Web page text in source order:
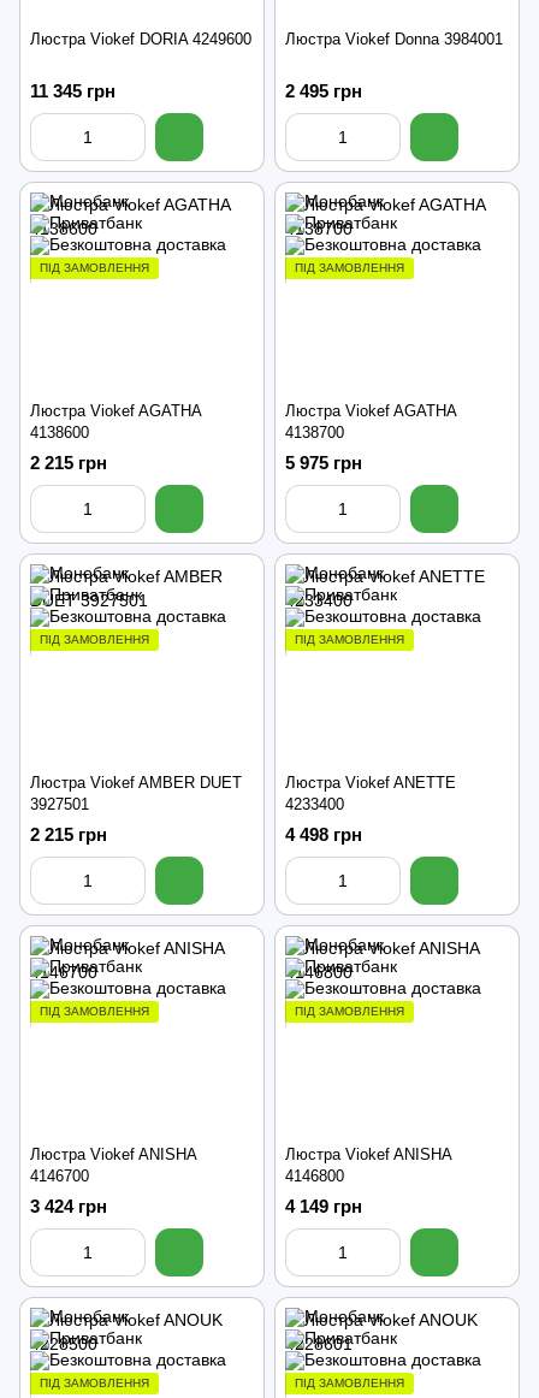
Люстра Viokef DORIA 4249600
11 345 грн
Люстра Viokef Donna 3984001
2 495 грн
ПІД ЗАМОВЛЕННЯ
Люстра Viokef AGATHA
4138600
2 215 грн
ПІД ЗАМОВЛЕННЯ
Люстра Viokef AGATHA
4138700
5 975 грн
ПІД ЗАМОВЛЕННЯ
Люстра Viokef AMBER DUET
3927501
2 215 грн
ПІД ЗАМОВЛЕННЯ
Люстра Viokef ANETTE
4233400
4 498 грн
ПІД ЗАМОВЛЕННЯ
Люстра Viokef ANISHA
4146700
3 424 грн
ПІД ЗАМОВЛЕННЯ
Люстра Viokef ANISHA
4146800
4 149 грн
ПІД ЗАМОВЛЕННЯ ПІД ЗАМОВЛЕННЯ